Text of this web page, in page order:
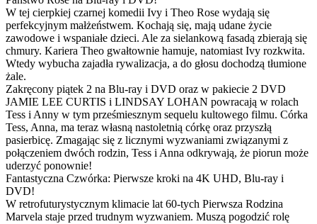
W tej cierpkiej czarnej komedii Ivy i Theo Rose wydają się
perfekcyjnym małżeństwem. Kochają się, mają udane życie
zawodowe i wspaniałe dzieci. Ale za sielankową fasadą zbierają się
chmury. Kariera Theo gwałtownie hamuje, natomiast Ivy rozkwita.
Wtedy wybucha zajadła rywalizacja, a do głosu dochodzą tłumione
żale.
Zakręcony piątek 2 na Blu-ray i DVD oraz w pakiecie 2 DVD
JAMIE LEE CURTIS i LINDSAY LOHAN powracają w rolach
Tess i Anny w tym prześmiesznym sequelu kultowego filmu. Córka
Tess, Anna, ma teraz własną nastoletnią córkę oraz przyszłą
pasierbicę. Zmagając się z licznymi wyzwaniami związanymi z
połączeniem dwóch rodzin, Tess i Anna odkrywają, że piorun może
uderzyć ponownie!
Fantastyczna Czwórka: Pierwsze kroki na 4K UHD, Blu-ray i
DVD!
W retrofuturystycznym klimacie lat 60-tych Pierwsza Rodzina
Marvela staje przed trudnym wyzwaniem. Muszą pogodzić rolę